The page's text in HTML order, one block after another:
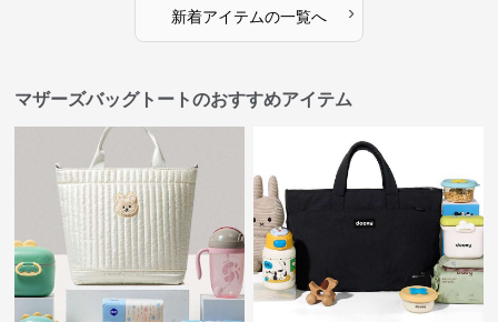
新着アイテムの一覧へ ›
マザーズバッグトートのおすすめアイテム